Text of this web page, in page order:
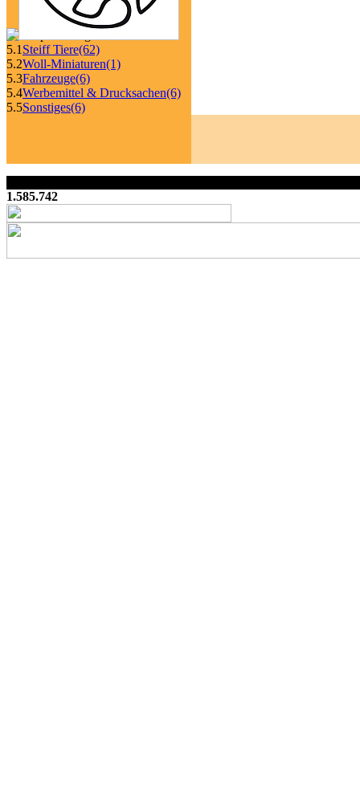
5.1 Steiff Tiere(62)
5.2Woll-Miniaturen(1)
5.3Fahrzeuge(6)
5.4Werbemittel & Drucksachen(6)
5.5Sonstiges(6)
1.585.742